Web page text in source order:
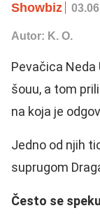
Showbiz
Autor: K. O.
Pevačica Neda
šouu, a tom
na koja je
Jedno od njih
suprugom
Često se